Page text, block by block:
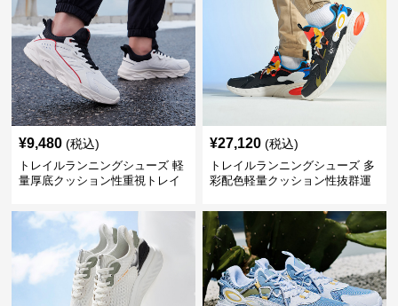
¥9,480 (税込)
トレイルランニングシューズ 軽
量厚底クッション性重視トレイ
¥27,120 (税込)
トレイルランニングシューズ 多
彩配色軽量クッション性抜群運